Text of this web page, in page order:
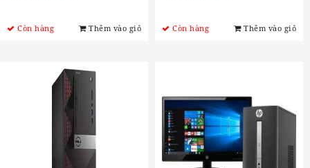
Còn hàng Thêm vào giỏ Còn hàng Thêm vào giỏ